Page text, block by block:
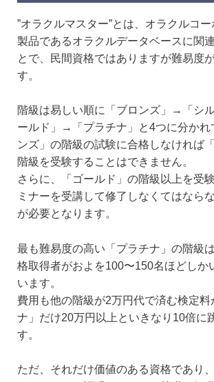
”オラクルマスター”とは、オラクルコ
製品であるオラクルデータベースに関
とで、民間資格ではありますが難易度
す。
階級は易しい順に「ブロンズ」→「シ
ールド」→「プラチナ」と4つに分かれ
ンズ」の階級の試験に合格しなければ
階級を受験することはできません。
さらに、「ゴールド」の階級以上を受
ミナーを受講して修了しなくてはなら
が必要となります。
最も難易度の高い「プラチナ」の階級
格取得者がおよを100〜150名ほどしか
います。
費用も他の階級が2万円代で済む検定料
ナ」だけ20万円以上といきなり10倍に
す。
ただ、それだけ価値のある資格であり